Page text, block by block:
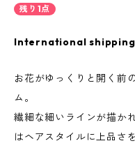
残り1点
International
お花がゆっくりと開く前
ム。
繊細な細いラインが描か
はヘアスタイルに上品さ